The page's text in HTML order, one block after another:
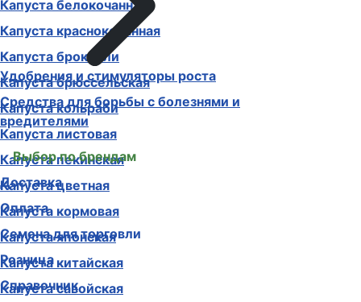
Капуста белокочанная
Капуста краснокочанная
Капуста брокколи
Капуста брюссельская
Капуста кольраби
Капуста листовая
Капуста пекинская
Капуста цветная
Капуста кормовая
Капуста японская
Капуста китайская
Капуста савойская
Удобрения и стимуляторы роста
Средства для борьбы с болезнями и
вредителями
Выбор по брендам
Доставка
Оплата
Семена для торговли
Розница
Справочник